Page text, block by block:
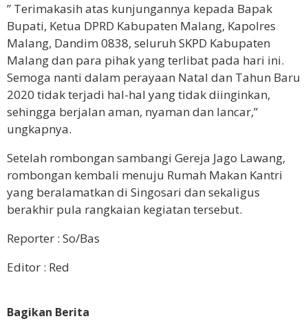
” Terimakasih atas kunjungannya kepada Bapak
Bupati, Ketua DPRD Kabupaten Malang, Kapolres
Malang, Dandim 0838, seluruh SKPD Kabupaten
Malang dan para pihak yang terlibat pada hari ini.
Semoga nanti dalam perayaan Natal dan Tahun Baru
2020 tidak terjadi hal-hal yang tidak diinginkan,
sehingga berjalan aman, nyaman dan lancar,”
ungkapnya.
Setelah rombongan sambangi Gereja Jago Lawang,
rombongan kembali menuju Rumah Makan Kantri
yang beralamatkan di Singosari dan sekaligus
berakhir pula rangkaian kegiatan tersebut.
Reporter : So/Bas
Editor : Red
Bagikan Berita